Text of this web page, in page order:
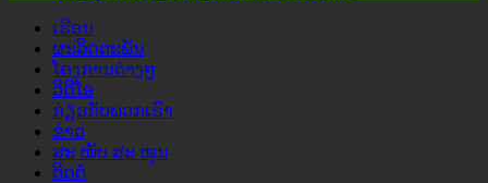
ເຮືອນ
ຜະລິດຕະພັນ
ໂຄງການຕ່າງໆ
ວິດີໂອ
ກ່ຽວ​ກັບ​ພວກ​ເຮົາ
ຂ່າວ
ສະ ໜັບ ສະ ໜູນ
ຕິດຕໍ່